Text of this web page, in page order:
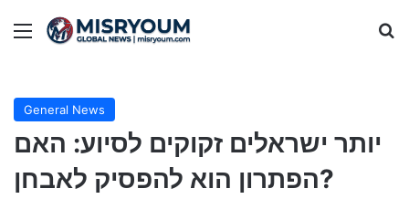
Menu
General News
יותר ישראלים זקוקים לסיוע: האם
הפתרון הוא להפסיק לאבחן?